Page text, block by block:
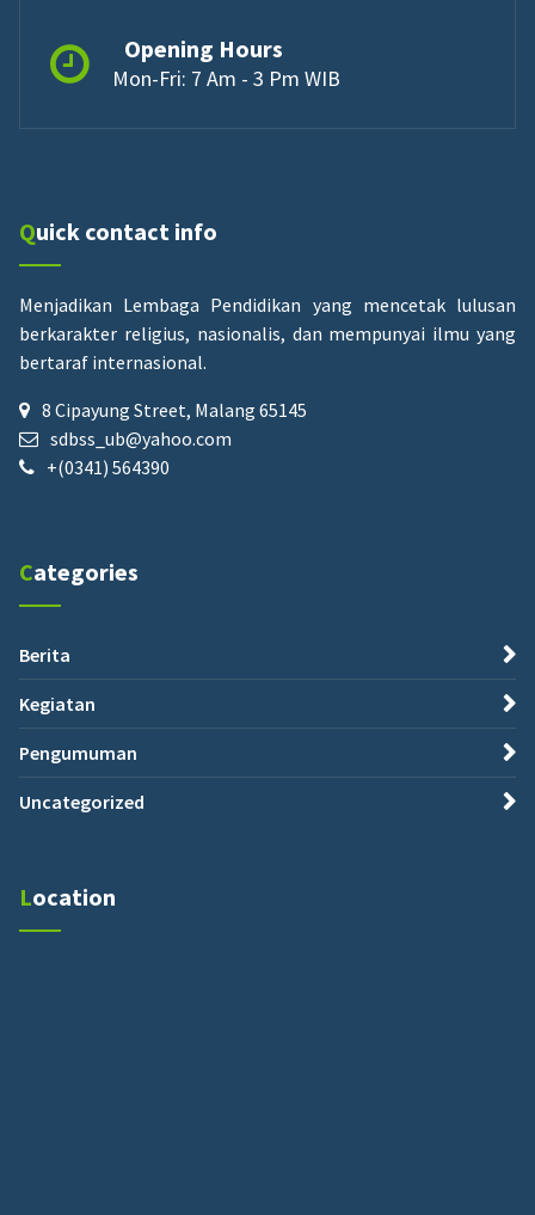
Opening Hours
Mon-Fri: 7 Am - 3 Pm WIB
Quick contact info
Menjadikan Lembaga Pendidikan yang mencetak lulusan
berkarakter religius, nasionalis, dan mempunyai ilmu yang
bertaraf internasional.
8 Cipayung Street, Malang 65145
sdbss_ub@yahoo.com
+(0341) 564390
Categories
Berita
Kegiatan
Pengumuman
Uncategorized
Location